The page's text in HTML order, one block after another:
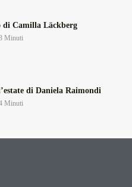
Camilla Läckberg
Minuti
di Daniela Raimondi
Minuti